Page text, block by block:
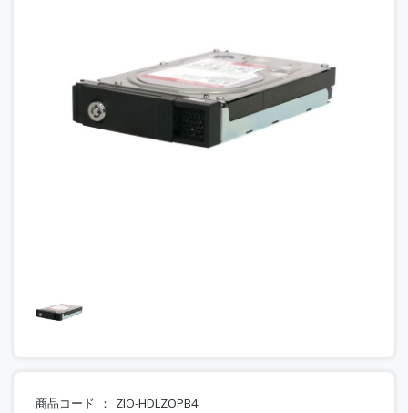
商品コード ZIO-HDLZOPB4